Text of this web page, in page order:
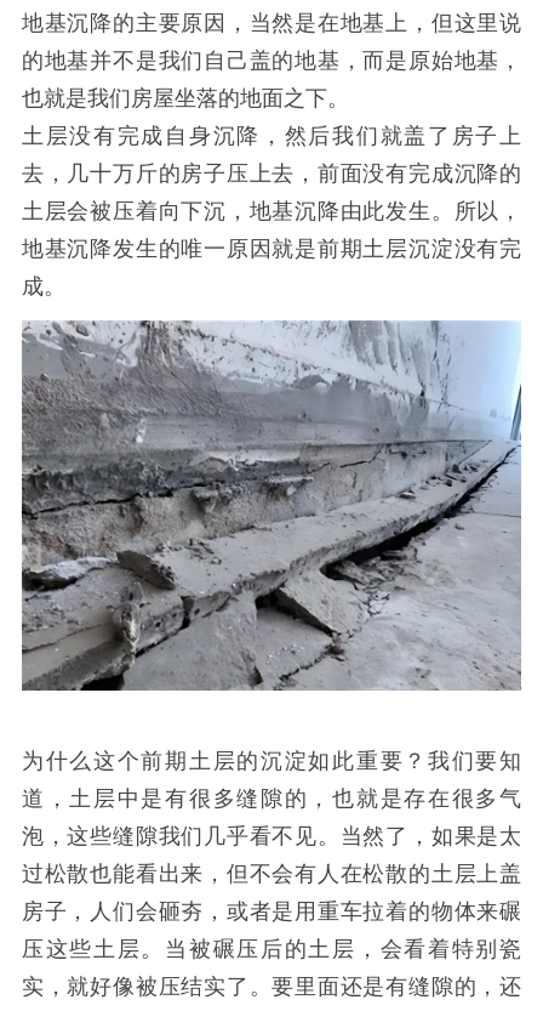
地基沉降的主要原因，当然是在地基上，但这里说
的地基并不是我们自己盖的地基，而是原始地基，
也就是我们房屋坐落的地面之下。
土层没有完成自身沉降，然后我们就盖了房子上
去，几十万斤的房子压上去，前面没有完成沉降的
土层会被压着向下沉，地基沉降由此发生。所以，
地基沉降发生的唯一原因就是前期土层沉淀没有完
成。
为什么这个前期土层的沉淀如此重要？我们要知
道，土层中是有很多缝隙的，也就是存在很多气
泡，这些缝隙我们几乎看不见。当然了，如果是太
过松散也能看出来，但不会有人在松散的土层上盖
房子，人们会砸夯，或者是用重车拉着的物体来碾
压这些土层。当被碾压后的土层，会看着特别瓷
实，就好像被压结实了。要里面还是有缝隙的，还